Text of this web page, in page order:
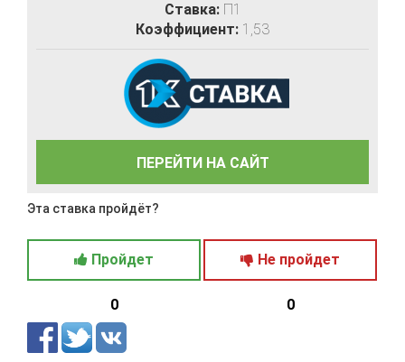
Ставка:П1
Коэффициент: 1,53
ПЕРЕЙТИ НА САЙТ
Эта ставка пройдёт?
Пройдет
0
Не пройдет
0